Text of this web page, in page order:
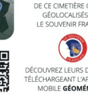
Plaque “Géomémoire”